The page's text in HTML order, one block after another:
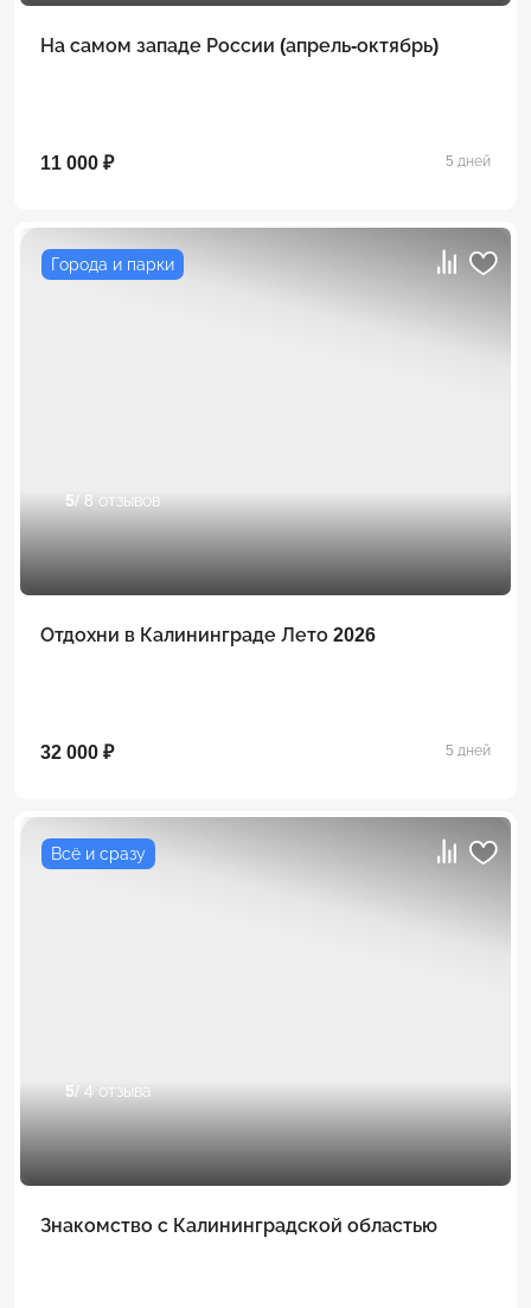
На самом западе России (апрель-октябрь)
11 000 ₽ 5 дней
Города и парки
5/ 8 отзывов
Отдохни в Калининграде Лето 2026
32 000 ₽ 5 дней
Всё и сразу
5/ 4 отзыва
Знакомство с Калининградской областью